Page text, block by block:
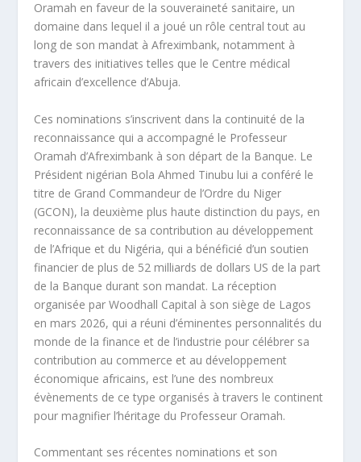
Oramah en faveur de la souveraineté sanitaire, un
domaine dans lequel il a joué un rôle central tout au
long de son mandat à Afreximbank, notamment à
travers des initiatives telles que le Centre médical
africain d’excellence d’Abuja.
Ces nominations s’inscrivent dans la continuité de la
reconnaissance qui a accompagné le Professeur
Oramah d’Afreximbank à son départ de la Banque. Le
Président nigérian Bola Ahmed Tinubu lui a conféré le
titre de Grand Commandeur de l’Ordre du Niger
(GCON), la deuxième plus haute distinction du pays, en
reconnaissance de sa contribution au développement
de l’Afrique et du Nigéria, qui a bénéficié d’un soutien
financier de plus de 52 milliards de dollars US de la part
de la Banque durant son mandat. La réception
organisée par Woodhall Capital à son siège de Lagos
en mars 2026, qui a réuni d’éminentes personnalités du
monde de la finance et de l’industrie pour célébrer sa
contribution au commerce et au développement
économique africains, est l’une des nombreux
évènements de ce type organisés à travers le continent
pour magnifier l’héritage du Professeur Oramah.
Commentant ses récentes nominations et son